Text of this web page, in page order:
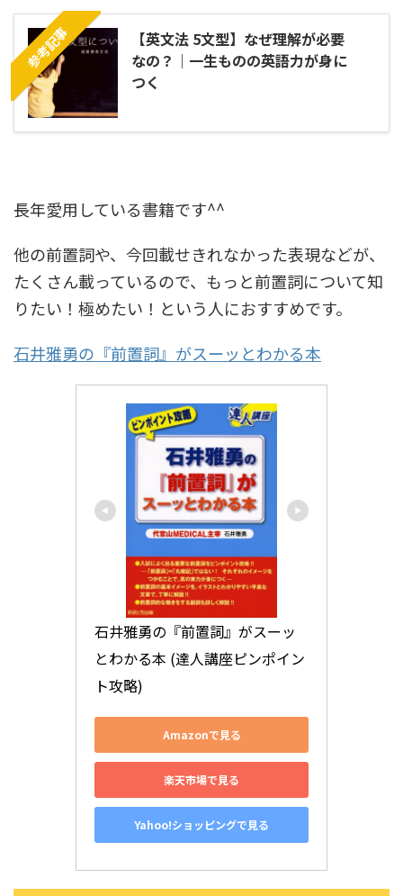
参考記事
【英文法 5文型】なぜ理解が必要
なの？｜一生ものの英語力が身に
つく
長年愛用している書籍です^^
他の前置詞や、今回載せきれなかった表現などが、
たくさん載っているので、もっと前置詞について知
りたい！極めたい！という人におすすめです。
石井雅勇の『前置詞』がスーッとわかる本
石井雅勇の『前置詞』がスーッ
とわかる本 (達人講座ピンポイン
ト攻略)
Amazonで見る
楽天市場で見る
Yahoo!ショッピングで見る